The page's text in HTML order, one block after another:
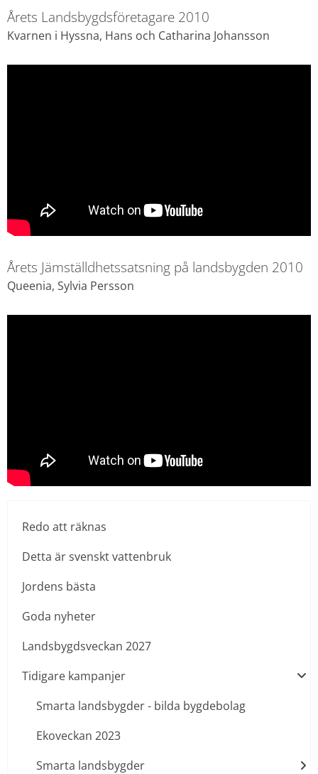
Årets Landsbygdsföretagare 2010
Kvarnen i Hyssna, Hans och Catharina Johansson
Årets Jämställdhetssatsning på landsbygden 2010
Queenia, Sylvia Persson
Redo att räknas
Detta är svenskt vattenbruk
Jordens bästa
Goda nyheter
Landsbygdsveckan 2027
Tidigare kampanjer
Smarta landsbygder - bilda bygdebolag
Ekoveckan 2023
Smarta landsbygder